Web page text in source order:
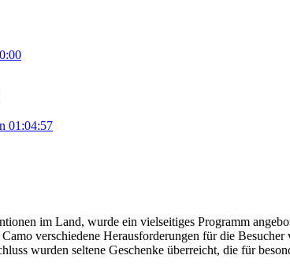
01:04:57
im Land, wurde ein vielseitiges Programm
verschiedene Herausforderungen für die
wurden seltene Geschenke überreicht, die für